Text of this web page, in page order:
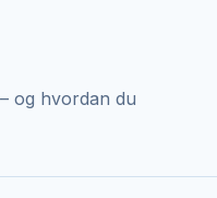
og hvordan du